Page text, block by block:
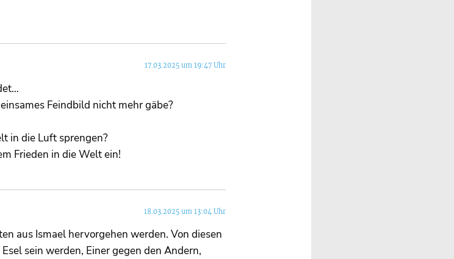
17.03.2025 um 19:47 Uhr
Feindbild nicht mehr gäbe?
in die Luft sprengen?
Frieden in die Welt ein!
18.03.2025 um 13:04 Uhr
aus Ismael hervorgehen werden. Von diesen
sein werden, Einer gegen den Andern,